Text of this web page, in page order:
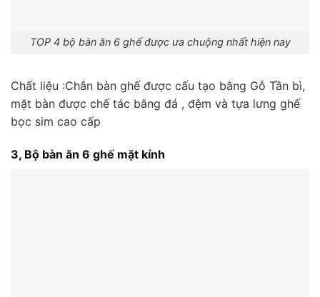
TOP 4 bộ bàn ăn 6 ghế được ưa chuộng nhất hiện nay
Chất liệu :Chân bàn ghế được cấu tạo bằng Gỗ Tần bì,
mặt bàn được chế tác bằng đá , đệm và tựa lưng ghế
bọc sim cao cấp
3, Bộ bàn ăn 6 ghế mặt kính